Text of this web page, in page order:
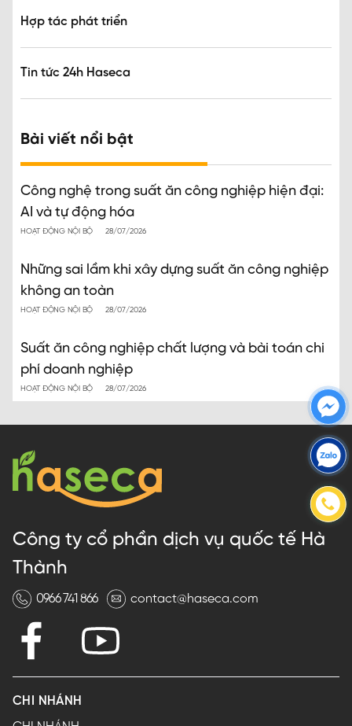
Hợp tác phát triển
Tin tức 24h Haseca
Bài viết nổi bật
Công nghệ trong suất ăn công nghiệp hiện đại:
AI và tự động hóa
HOẠT ĐỘNG NỘI BỘ 28/07/2026
Những sai lầm khi xây dựng suất ăn công nghiệp
không an toàn
HOẠT ĐỘNG NỘI BỘ 28/07/2026
Suất ăn công nghiệp chất lượng và bài toán chi
phí doanh nghiệp
HOẠT ĐỘNG NỘI BỘ 28/07/2026
Công ty cổ phần dịch vụ quốc tế Hà
Thành
0966 741 866 contact@haseca.com
CHI NHÁNH